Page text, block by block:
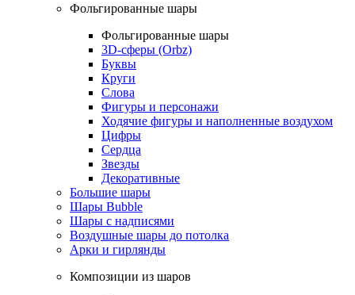
Фольгированные шары
Фольгированные шары
3D-сферы (Orbz)
Буквы
Круги
Слова
Фигуры и персонажи
Ходячие фигуры и наполненные воздухом
Цифры
Сердца
Звезды
Декоративные
Большие шары
Шары Bubble
Шары с надписями
Воздушные шары до потолка
Арки и гирлянды
Композиции из шаров